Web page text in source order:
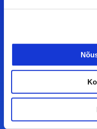
Tööelublogi.ee
kursis tööturu
ettepanekuid
teha koostööd, siis
a